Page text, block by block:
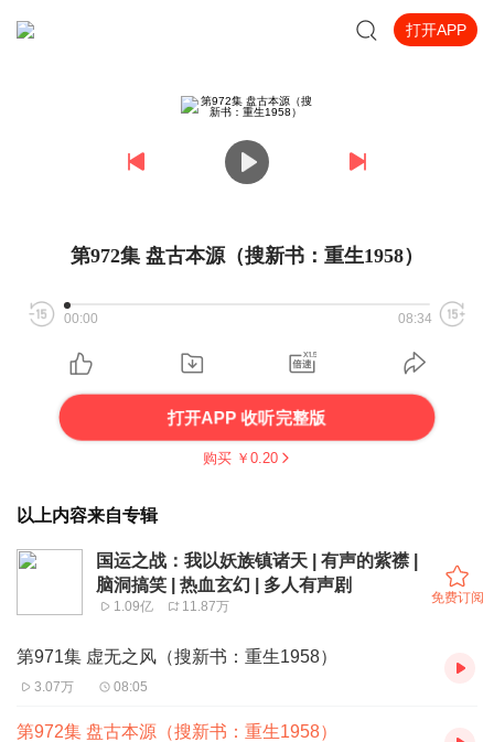
打开APP
第972集 盘古本源（搜新书：重生1958）
00:00 08:34
打开APP 收听完整版
购买 ￥ 0.20
以上内容来自专辑
国运之战：我以妖族镇诸天 | 有声的紫襟 |
脑洞搞笑 | 热血玄幻 | 多人有声剧
1.09亿 11.87万
免费订阅
第971集 虚无之风（搜新书：重生1958）
3.07万 08:05
第972集 盘古本源（搜新书：重生1958）